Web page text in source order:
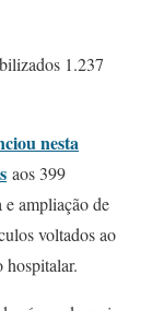
1.237
nesta
aos 399
ampliação de
voltados ao
hospitalar.